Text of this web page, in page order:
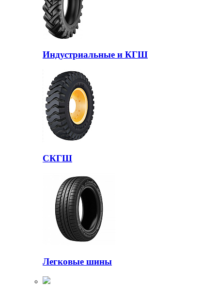
Индустриальные и КГШ
СКГШ
Легковые шины